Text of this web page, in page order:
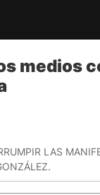
medios
LAS